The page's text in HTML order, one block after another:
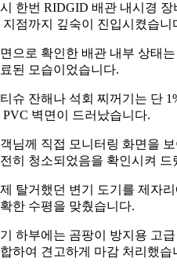
한번 RIDGID 배관 내시경
지점까지 깊숙이 진입시켰습니
으로 확인한 배관 내부 상태
된 모습이었습니다.
슈 잔해나 석회 찌꺼기는 단
PVC 벽면이 드러났습니다.
님께 직접 모니터링 화면을
히 청소되었음을 확인시켜 드
탈거했던 변기 도기를 제자
한 수평을 맞췄습니다.
하부에는 곰팡이 방지용 고
하여 견고하게 마감 처리했습